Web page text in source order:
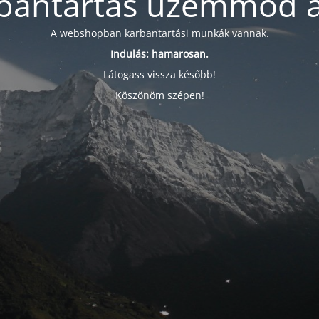
A webshopban karbantartási munkák vannak.
Indulás: hamarosan.
Látogass vissza később!
Köszönöm szépen!